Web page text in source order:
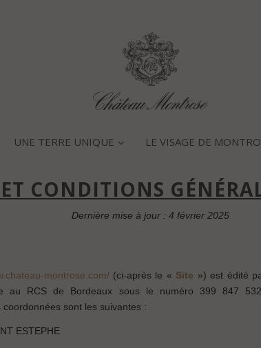
UNE TERRE UNIQUE LE VISAGE DE
CONDITIONS
Dernière mise à jour : 4 février 2025
montrose.com/(ci-après le « Site ») est édité
RCS de Bordeaux sous le numéro 399 847
sont les suivantes :
ESTEPHE